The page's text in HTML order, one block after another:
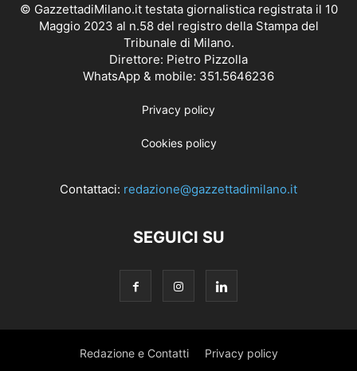
© GazzettadiMilano.it testata giornalistica registrata il 10
Maggio 2023 al n.58 del registro della Stampa del
Tribunale di Milano.
Direttore: Pietro Pizzolla
WhatsApp & mobile: 351.5646236
Privacy policy
Cookies policy
Contattaci: redazione@gazzettadimilano.it
SEGUICI SU
Redazione e Contatti Privacy policy